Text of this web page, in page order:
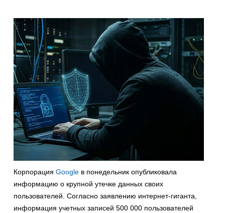
Корпорация Google в понедельник опубликовала
информацию о крупной утечке данных своих
пользователей. Согласно заявлению интернет-гиганта,
информация учетных записей 500 000 пользователей